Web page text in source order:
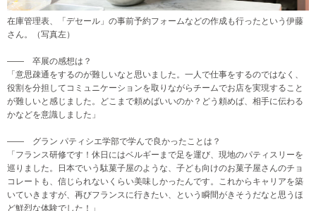
在庫管理表、「デセール」の事前予約フォームなどの作成も行ったという伊藤
さん。（写真左）
―― 卒展の感想は？
「意思疎通をするのが難しいなと思いました。一人で仕事をするのではなく、
役割を分担してコミュニケーションを取りながらチームでお店を実現すること
が難しいと感じました。どこまで頼めばいいのか？どう頼めば、相手に伝わる
かなどを意識しました」
―― グラン パティシエ学部で学んで良かったことは？
「フランス研修です！休日にはベルギーまで足を運び、現地のパティスリーを
巡りました。日本でいう駄菓子屋のような、子ども向けのお菓子屋さんのチョ
コレートも、信じられないくらい美味しかったんです。これからキャリアを築
いていきますが、再びフランスに行きたい、という瞬間がきそうだなと思うほ
ど鮮烈な体験でした！」